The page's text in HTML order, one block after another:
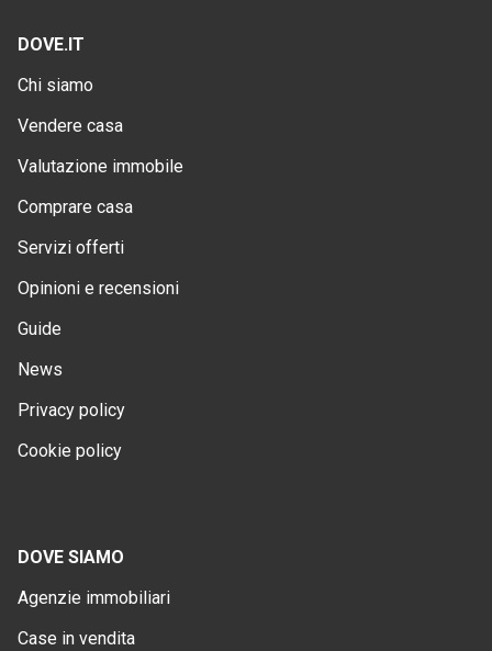
DOVE.IT
Chi siamo
Vendere casa
Valutazione immobile
Comprare casa
Servizi offerti
Opinioni e recensioni
Guide
News
Privacy policy
Cookie policy
DOVE SIAMO
Agenzie immobiliari
Case in vendita